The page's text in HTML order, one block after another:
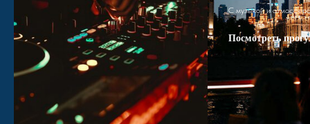
С музыкой и
Посмотреть